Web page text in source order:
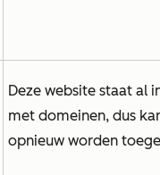
Deze website staat al
met domeinen, dus
opnieuw worden